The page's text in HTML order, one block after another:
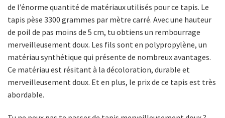
de l’énorme quantité de matériaux utilisés pour ce tapis. Le
tapis pèse 3300 grammes par mètre carré. Avec une hauteur
de poil de pas moins de 5 cm, tu obtiens un rembourrage
merveilleusement doux. Les fils sont en polypropylène, un
matériau synthétique qui présente de nombreux avantages.
Ce matériau est résitant à la décoloration, durable et
merveilleusement doux. Et en plus, le prix de ce tapis est très
abordable.